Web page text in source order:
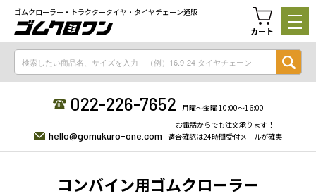
ゴムクローラー・トラクタータイヤ・タイヤチェーン通販
カート
022-226-7652 月曜〜金曜 10:00〜16:00
hello@gomukuro-one.com
お電話からでも注文承ります！
適合確認は24時間受付メールが確実
コンバイン用ゴムクローラー